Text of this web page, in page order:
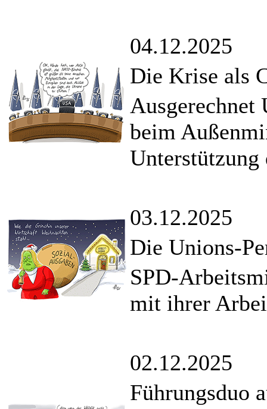
04.12.2025
Die Krise als
beim
Unterstützung
03.12.2025
Die Unions-
SPD-
mit ihrer
02.12.2025
Führungsduo